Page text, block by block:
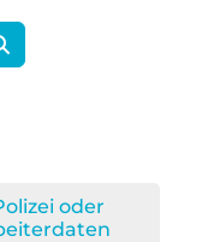
oder